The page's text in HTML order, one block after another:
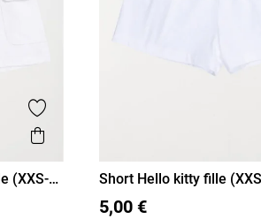
Ajouter aux favoris
Aperçu rapide
(XXS-
XXS/12A XS/14A S/16A
Short Hello kitty fille
5,00 €